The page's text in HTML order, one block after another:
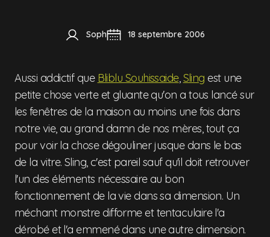
Soph 18 septembre 2006
Aussi addictif que Bliblu Souhissaide,Sling est une
petite chose verte et gluante qu'on a tous lancé sur
les fenêtres de la maison au moins une fois dans
notre vie, au grand damn de nos mères, tout ça
pour voir la chose dégouliner jusque dans le bas
de la vitre. Sling, c'est pareil sauf qu'il doit retrouver
l'un des éléments nécessaire au bon
fonctionnement de la vie dans sa dimension. Un
méchant monstre difforme et tentaculaire l'a
dérobé et l'a emmené dans une autre dimension.